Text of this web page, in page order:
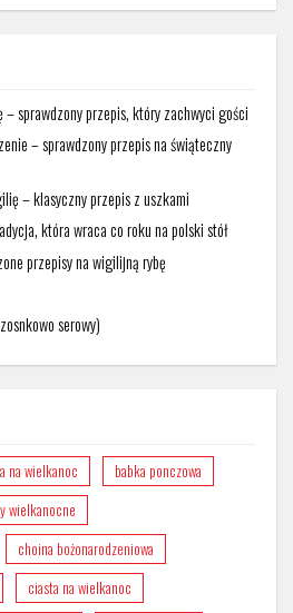
sprawdzony przepis, który zachwyci gości
– sprawdzony przepis na świąteczny
– klasyczny przepis z uszkami
która wraca co roku na polski stół
przepisy na wigilijną rybę
serowy)
na wielkanoc
babka ponczowa
wielkanocne
choina bożonarodzeniowa
ciasta na wielkanoc